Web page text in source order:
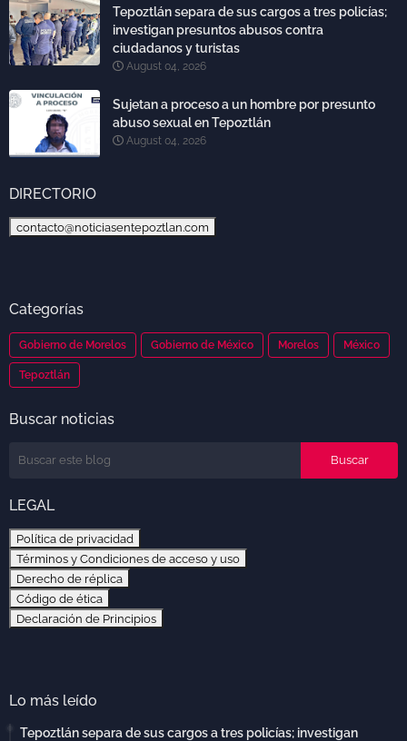
Tepoztlán separa de sus cargos a tres policías;
investigan presuntos abusos contra
ciudadanos y turistas
August 04, 2026
Sujetan a proceso a un hombre por presunto
abuso sexual en Tepoztlán
August 04, 2026
DIRECTORIO
contacto@noticiasentepoztlan.com
Categorías
Gobierno de Morelos Gobierno de México Morelos México
Tepoztlán
Buscar noticias
LEGAL
Política de privacidad
Términos y Condiciones de acceso y uso
Derecho de réplica
Código de ética
Declaración de Principios
Lo más leído
Tepoztlán separa de sus cargos a tres policías; investigan